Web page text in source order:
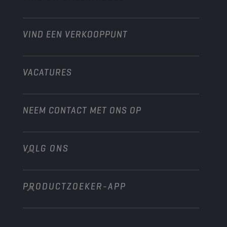
Industrie
Scheepvaart
Heavy-Duty
VIND EEN VERKOOPPUNT
VACATURES
NEEM CONTACT MET ONS OP
info@championlubes.com
+32 3 870 00 20
Georges Gilliotstraat, 52 2620 Hemiksem
VOLG ONS
PRODUCTZOEKER-APP